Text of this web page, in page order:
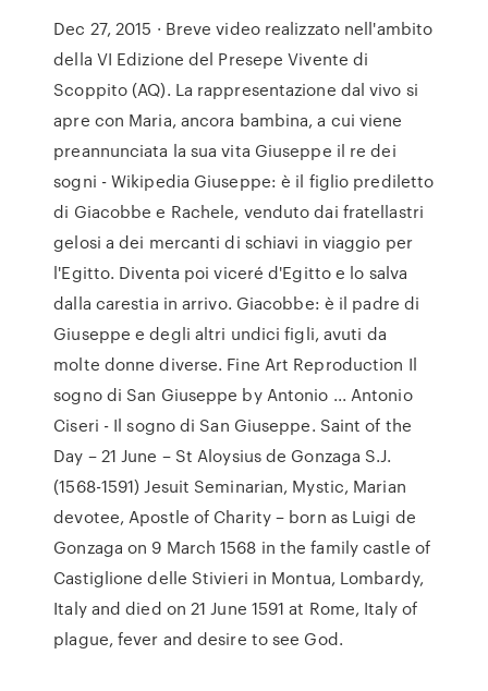
Dec 27, 2015 · Breve video realizzato nell'ambito
della VI Edizione del Presepe Vivente di
Scoppito (AQ). La rappresentazione dal vivo si
apre con Maria, ancora bambina, a cui viene
preannunciata la sua vita Giuseppe il re dei
sogni - Wikipedia Giuseppe: è il figlio prediletto
di Giacobbe e Rachele, venduto dai fratellastri
gelosi a dei mercanti di schiavi in viaggio per
l'Egitto. Diventa poi viceré d'Egitto e lo salva
dalla carestia in arrivo. Giacobbe: è il padre di
Giuseppe e degli altri undici figli, avuti da
molte donne diverse. Fine Art Reproduction Il
sogno di San Giuseppe by Antonio ... Antonio
Ciseri - Il sogno di San Giuseppe. Saint of the
Day – 21 June – St Aloysius de Gonzaga S.J.
(1568-1591) Jesuit Seminarian, Mystic, Marian
devotee, Apostle of Charity – born as Luigi de
Gonzaga on 9 March 1568 in the family castle of
Castiglione delle Stivieri in Montua, Lombardy,
Italy and died on 21 June 1591 at Rome, Italy of
plague, fever and desire to see God.